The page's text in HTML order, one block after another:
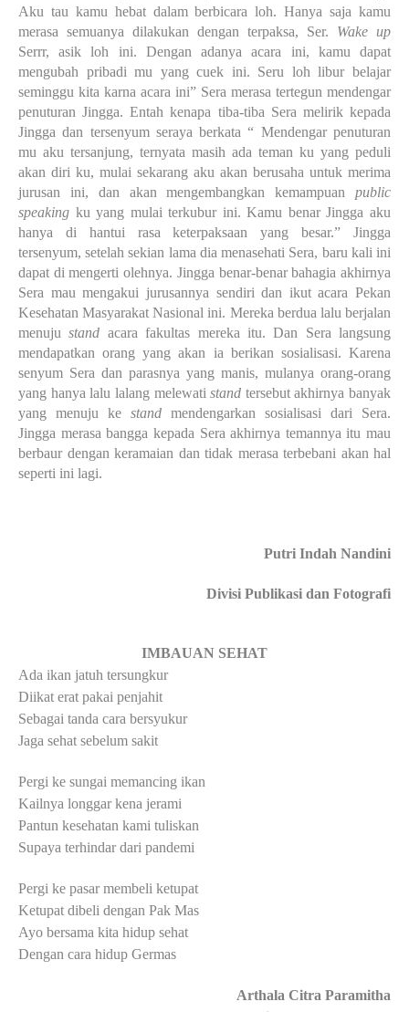
Aku tau kamu hebat dalam berbicara loh. Hanya saja kamu
merasa semuanya dilakukan dengan terpaksa, Ser. Wake up
Serrr, asik loh ini. Dengan adanya acara ini, kamu dapat
mengubah pribadi mu yang cuek ini. Seru loh libur belajar
seminggu kita karna acara ini” Sera merasa tertegun mendengar
penuturan Jingga. Entah kenapa tiba-tiba Sera melirik kepada
Jingga dan tersenyum seraya berkata “ Mendengar penuturan
mu aku tersanjung, ternyata masih ada teman ku yang peduli
akan diri ku, mulai sekarang aku akan berusaha untuk merima
jurusan ini, dan akan mengembangkan kemampuan public
speaking ku yang mulai terkubur ini. Kamu benar Jingga aku
hanya di hantui rasa keterpaksaan yang besar.” Jingga
tersenyum, setelah sekian lama dia menasehati Sera, baru kali ini
dapat di mengerti olehnya. Jingga benar-benar bahagia akhirnya
Sera mau mengakui jurusannya sendiri dan ikut acara Pekan
Kesehatan Masyarakat Nasional ini. Mereka berdua lalu berjalan
menujustand acara fakultas mereka itu. Dan Sera langsung
mendapatkan orang yang akan ia berikan sosialisasi. Karena
senyum Sera dan parasnya yang manis, mulanya orang-orang
yang hanya lalu lalang melewatistand tersebut akhirnya banyak
yang menuju ke stand mendengarkan sosialisasi dari Sera.
Jingga merasa bangga kepada Sera akhirnya temannya itu mau
berbaur dengan keramaian dan tidak merasa terbebani akan hal
seperti ini lagi.
Putri Indah Nandini
Divisi Publikasi dan Fotografi
IMBAUAN SEHAT
Ada ikan jatuh tersungkur
Diikat erat pakai penjahit
Sebagai tanda cara bersyukur
Jaga sehat sebelum sakit
Pergi ke sungai memancing ikan
Kailnya longgar kena jerami
Pantun kesehatan kami tuliskan
Supaya terhindar dari pandemi
Pergi ke pasar membeli ketupat
Ketupat dibeli dengan Pak Mas
Ayo bersama kita hidup sehat
Dengan cara hidup Germas
Arthala Citra Paramitha